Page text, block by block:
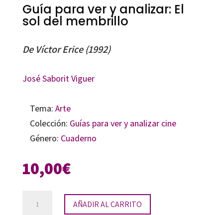
Guía para ver y analizar: El
sol del membrillo
De Víctor Erice (1992)
José Saborit Viguer
Tema: Arte
Colección: Guías para ver y analizar cine
Género: Cuaderno
10,00€
AÑADIR AL CARRITO